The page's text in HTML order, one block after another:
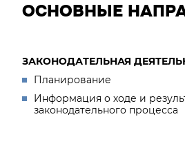
ОСНОВНЫЕ
ЗАКОНОДАТЕЛЬНАЯ
Планирование
Информация о ходе и
законодательного процесса